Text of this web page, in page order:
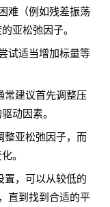
难（例如残差振荡
亚松弛因子。
试适当增加标量等
常建议首先调整压
动因素。
整亚松弛因子，而
。
置，可以从较低的
直到找到合适的平